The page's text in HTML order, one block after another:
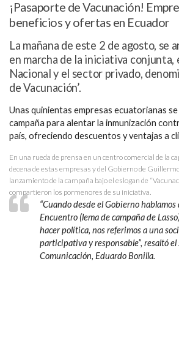
¡Pasaporte de Vacunación!
beneficios y ofertas en Ecuador
La mañana de este 2 de agosto, se
en marcha de la iniciativa
Nacional y el sector privado,
de Vacunación’.
Unas quinientas empresas ecuatorianas se
campaña para alentar la inmunización
país, ofreciendo descuentos y ventajas a
En una rueda de prensa en un centro comercial de la
decena de estas empresas y del Gobierno de
lanzamiento de la campaña bajo el eslogan de
compartieron los pormenores de su iniciativa.
“Cuando desde el Gobierno hablamos
Encuentro (lema de campaña de
hacer política, nos referimos a una
participativa y responsable”, resaltó
Comunicación, Eduardo Bonilla.